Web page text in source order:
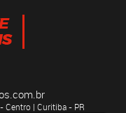
Centro | Curitiba - PR